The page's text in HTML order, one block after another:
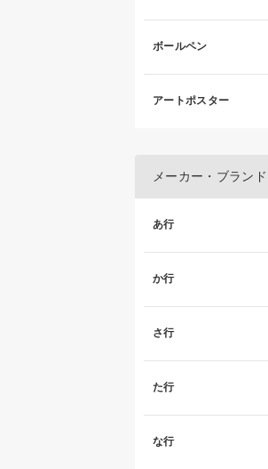
ボールペン
アートポスター
メーカー・ブランド
あ行
か行
さ行
た行
な行